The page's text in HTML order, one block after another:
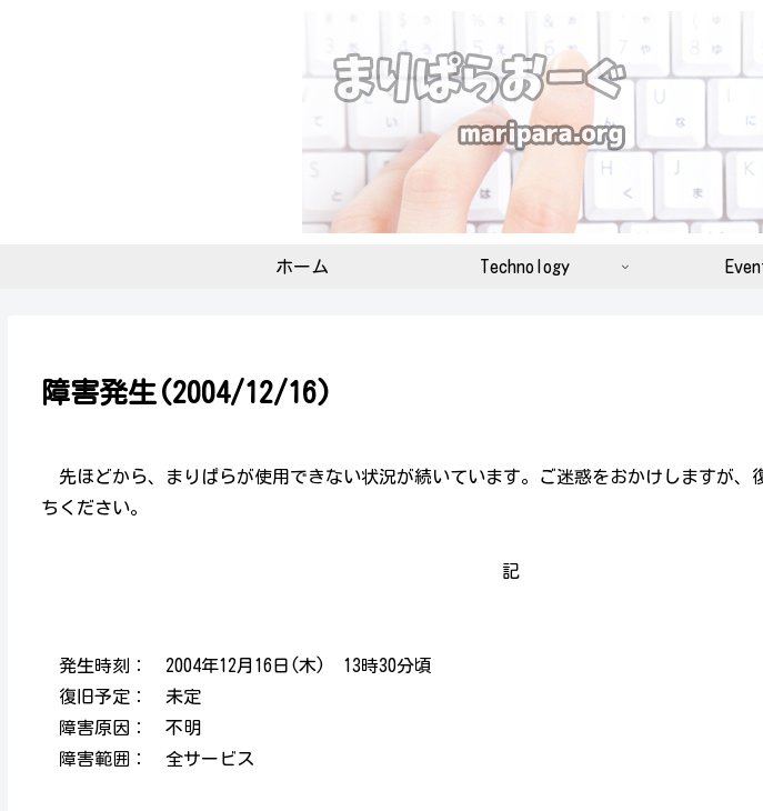
ホーム Technology
障害発生(2004/12/16)
先ほどから、まりぱらが使用できない状況が続いています。ご迷惑をおかけしますが、
ちください。
記
発生時刻： 2004年12月16日(木) 13時30分頃
復旧予定： 未定
障害原因： 不明
障害範囲： 全サービス